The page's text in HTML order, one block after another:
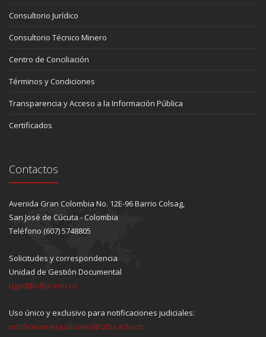
Consultorio Jurídico
Consultorio Técnico Minero
Centro de Conciliación
Términos y Condiciones
Transparencia y Acceso a la Información Pública
Certificados
Contactos
Avenida Gran Colombia No. 12E-96 Barrio Colsag,
San José de Cúcuta - Colombia
Teléfono (607) 5748805
Solicitudes y correspondencia
Unidad de Gestión Documental
ugad@ufps.edu.co
Uso único y exclusivo para notificaciones judiciales:
notificacionesjudiciales@ufps.edu.co